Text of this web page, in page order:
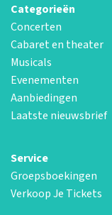
Categorieën
Concerten
Cabaret en theater
Musicals
Evenementen
Aanbiedingen
Laatste nieuwsbrief
Service
Groepsboekingen
Verkoop Je Tickets